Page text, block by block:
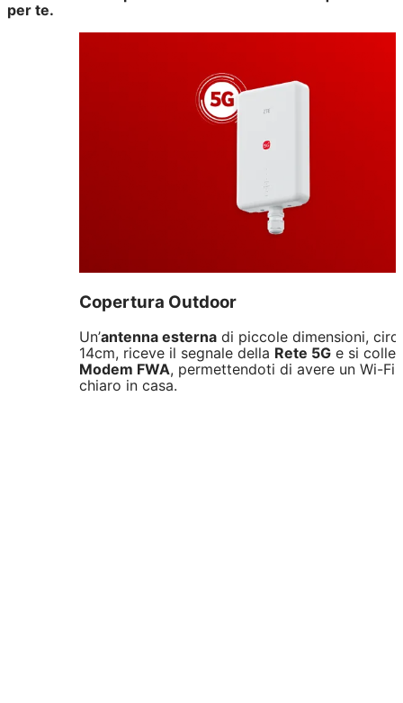
per te.
Copertura Outdoor
Un’antenna esterna di piccole dimensioni,
14cm, riceve il segnale della Rete 5G e si
Modem FWA, permettendoti di avere un Wi-Fi
chiaro in casa.